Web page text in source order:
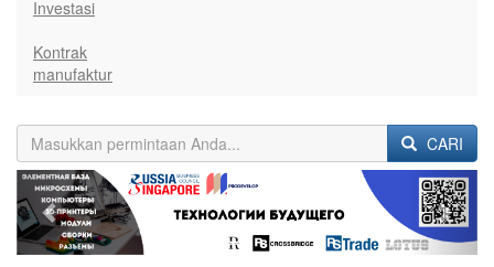
Investasi
Kontrak
manufaktur
CARI
Previous Next